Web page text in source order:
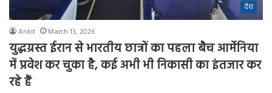
देश
Ankit March 13, 2026
युद्धग्रस्त ईरान से भारतीय छात्रों का पहला बैच आर्मेनिया
में प्रवेश कर चुका है, कई अभी भी निकासी का इंतजार कर
रहे हैं